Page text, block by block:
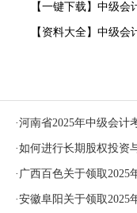
【一键下载】中级
【资料大全】中级
·河南省2025年中级会计
·如何进行长期股权投资
· 广西百色关于领取2025
·安徽阜阳关于领取2025